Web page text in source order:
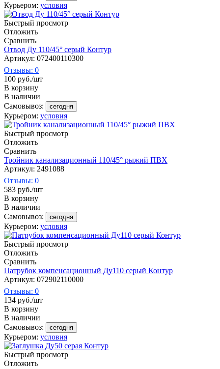
Курьером: условия
Быстрый просмотр
Отложить
Сравнить
Отвод Ду 110/45° серый Контур
Артикул: 072400110300
Отзывы: 0
100 руб./шт
В корзину
В наличии
Самовывоз:
сегодня
Курьером: условия
Быстрый просмотр
Отложить
Сравнить
Тройник канализационный 110/45° рыжий ПВХ
Артикул: 2491088
Отзывы: 0
583 руб./шт
В корзину
В наличии
Самовывоз:
сегодня
Курьером: условия
Быстрый просмотр
Отложить
Сравнить
Патрубок компенсационный Ду110 серый Контур
Артикул: 072902110000
Отзывы: 0
134 руб./шт
В корзину
В наличии
Самовывоз:
сегодня
Курьером: условия
Быстрый просмотр
Отложить